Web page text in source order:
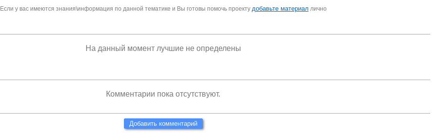
Если у вас имеются знания\информация по данной тематике и Вы готовы помочь проекту добавьте материал лично
На данный момент лучшие не определены
Комментарии пока отсутствуют.
Добавить комментарий